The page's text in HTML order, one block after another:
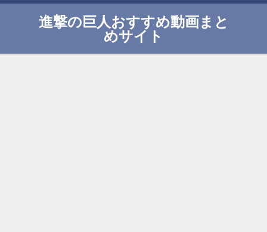
進撃の巨人おすすめ動画まと
めサイト